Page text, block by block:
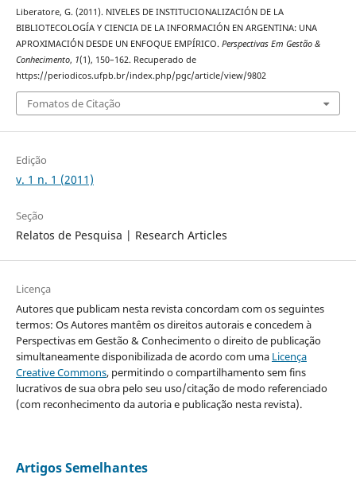
Liberatore, G. (2011). NIVELES DE INSTITUCIONALIZACIÓN DE LA
BIBLIOTECOLOGÍA Y CIENCIA DE LA INFORMACIÓN EN ARGENTINA: UNA
APROXIMACIÓN DESDE UN ENFOQUE EMPÍRICO. Perspectivas Em Gestão &
Conhecimento, 1(1), 150–162. Recuperado de
https://periodicos.ufpb.br/index.php/pgc/article/view/9802
Fomatos de Citação
Edição
v. 1 n. 1 (2011)
Seção
Relatos de Pesquisa | Research Articles
Licença
Autores que publicam nesta revista concordam com os seguintes
termos: Os Autores mantêm os direitos autorais e concedem à
Perspectivas em Gestão & Conhecimento o direito de publicação
simultaneamente disponibilizada de acordo com uma Licença
Creative Commons, permitindo o compartilhamento sem fins
lucrativos de sua obra pelo seu uso/citação de modo referenciado
(com reconhecimento da autoria e publicação nesta revista).
Artigos Semelhantes